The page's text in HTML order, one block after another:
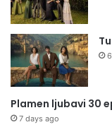
Plamen ljubavi 30
7 days ago